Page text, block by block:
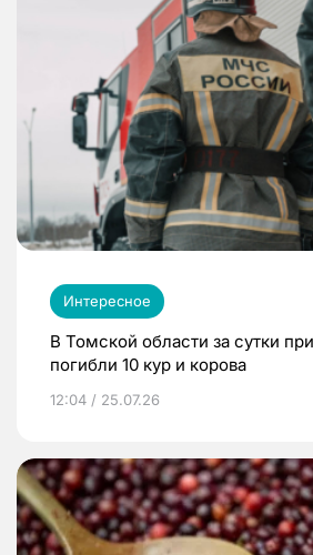
Интересное
В Томской области за сутки
погибли 10 кур и корова
12:04 / 25.07.26